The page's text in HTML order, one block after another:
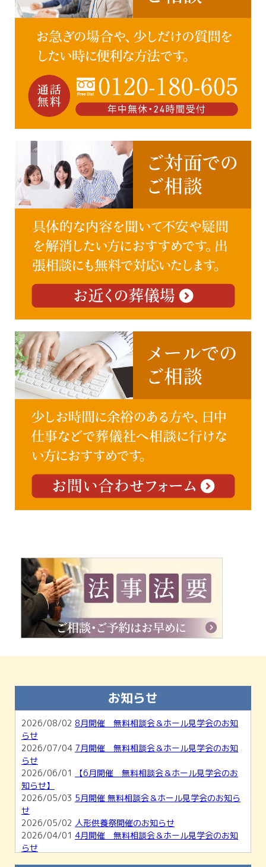
お知らせ
2026/08/02 8月開催 無料相談会＆ホール見学会のお知
らせ
2026/07/04 7月開催 無料相談会＆ホール見学会のお知
らせ
2026/06/01
【6月開催 無料相談会＆ホール見学会のお
知らせ】
2026/05/03 5月開催 無料相談会＆ホール見学会のお知ら
せ
2026/05/02 人形供養祭開催のお知らせ
2026/04/01 4月開催 無料相談会＆ホール見学会のお知
らせ